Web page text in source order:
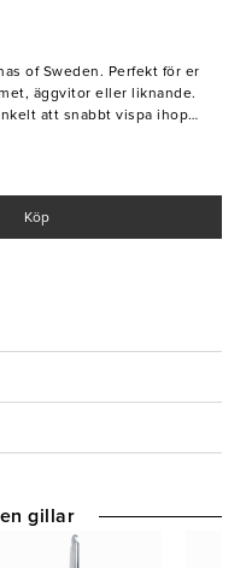
of Sweden. Perfekt för er
äggvitor eller liknande.
att snabbt vispa ihop
Köp
gillar